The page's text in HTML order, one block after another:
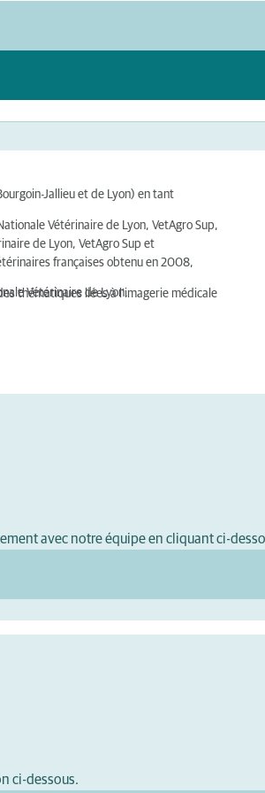
Jallieu et de Lyon) en tant
Vétérinaire de Lyon, VetAgro Sup,
de Lyon, VetAgro Sup et
françaises obtenu en 2008,
Vétérinaire de Lyon.
thématiques liées à l'imagerie médicale
avec notre équipe en cliquant ci-
ci-dessous.